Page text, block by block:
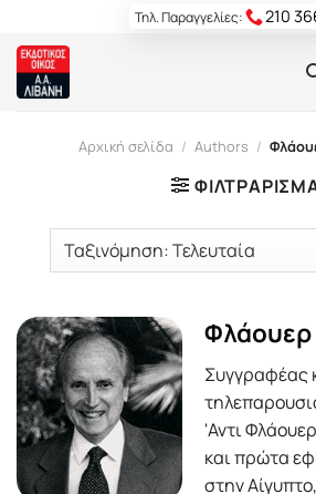
content
Τηλ. Παραγγελίες: 210
Αρχική σελίδα / Authors /
Φλάουερ
Συγγραφέας
'Αντι
και πρώτα
στην